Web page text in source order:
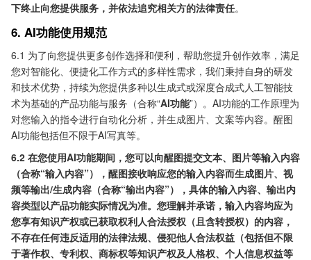
下终止向您提供服务，并依法追究相关方的法律责任。
6. AI功能使用规范
6.1 为了向您提供更多创作选择和便利，帮助您提升创作效率，满足
您对智能化、便捷化工作方式的多样性需求，我们秉持自身的研发
和技术优势，持续为您提供多种以生成式或深度合成式人工智能技
术为基础的产品功能与服务（合称“AI功能”）。AI功能的工作原理为
对您输入的指令进行自动化分析，并生成图片、文案等内容。醒图
AI功能包括但不限于AI写真等。
6.2 在您使用AI功能期间，您可以向醒图提交文本、图片等输入内容
（合称“输入内容”），醒图接收响应您的输入内容而生成图片、视
频等输出/生成内容（合称“输出内容”），具体的输入内容、输出内
容类型以产品功能实际情况为准。您理解并承诺，输入内容均应为
您享有知识产权或已获取权利人合法授权（且含转授权）的内容，
不存在任何违反适用的法律法规、侵犯他人合法权益（包括但不限
于著作权、专利权、商标权等知识产权及人格权、个人信息权益等